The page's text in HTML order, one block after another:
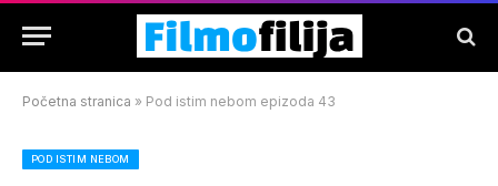
Početna stranica » Pod istim nebom epizoda 43
POD ISTIM NEBOM